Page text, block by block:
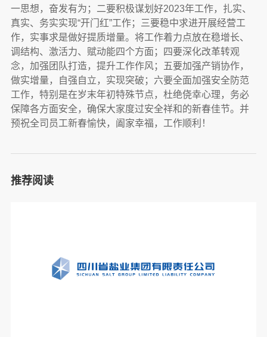
一思想，奋发有为；二要积极谋划好2023年工作，扎实、
真实、务实实现“开门红”工作；三要稳中求进开展经营工
作，实事求是做好提质增量。将工作着力点放在稳增长、
调结构、激活力、赋动能四个方面；四要深化改革转观
念，加强团队打造，提升工作作风；五要加强产销协作，
做实增量，自强自立，实现突破；六要全面加强安全防范
工作，特别是在岁末年初特殊节点，杜绝侥幸心理，务必
保障各方面安全，确保大家度过安全祥和的新春佳节。并
预祝全司员工新春愉快，阖家幸福，工作顺利！
推荐阅读